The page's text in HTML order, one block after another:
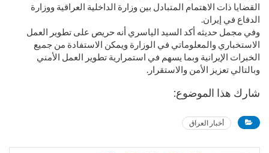
القضايا ذات الاهتمام المتبادل بين وزارة الداخلية العراقية ووزارة
الدفاع في إيران.
وفي مجمل حديثه أكد السيد الياسري أنه حريص على تطوير العمل
الاستخباري والمعلوماتي في الوزارة ويمكن الاستفادة من جميع
الخبرات الإيرانية وبما يسهم في استمرارية تطوير العمل الأمني
وبالتالي تعزيز الأمن والاستقرار.
شارك هذا الموضوع:
أخبار العراق